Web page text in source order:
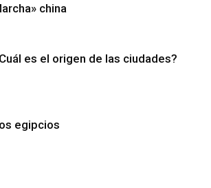
china
es el origen de las ciudades?
egipcios